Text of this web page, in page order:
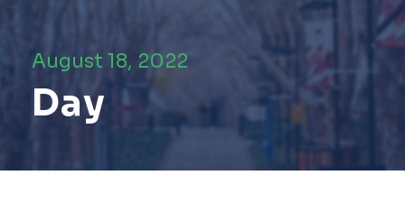
August 18, 2022
Day